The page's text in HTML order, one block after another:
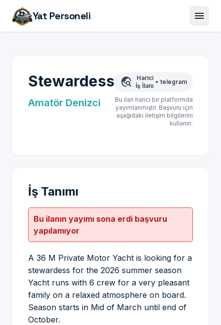
Yat Personeli menu
Stewardess
Amatör Denizci
travel_explore
Harici
İş İlanı
• telegram
Bu ilan harici bir platformda
yayımlanmıştır. Başvuru için
aşağıdaki iletişim bilgilerini
kullanın.
İş Tanımı
Bu ilanın yayımı sona erdi başvuru
yapılamıyor
A 36 M Private Motor Yacht is looking for a
stewardess for the 2026 summer season
Yacht runs with 6 crew for a very pleasant
family on a relaxed atmosphere on board.
Season starts in Mid of March until end of
October.